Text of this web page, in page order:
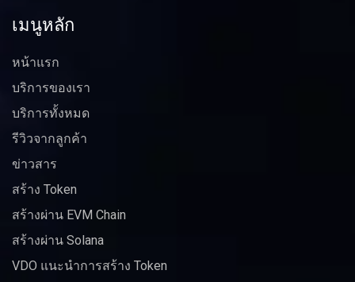
เมนูหลัก
หน้าแรก
บริการของเรา
บริการทั้งหมด
รีวิวจากลูกค้า
ข่าวสาร
สร้าง Token
สร้างผ่าน EVM Chain
สร้างผ่าน Solana
VDO แนะนำการสร้าง Token